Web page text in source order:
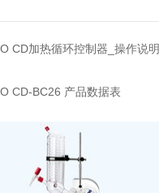
CD加热循环控制器_操作说明
CD-BC26 产品数据表